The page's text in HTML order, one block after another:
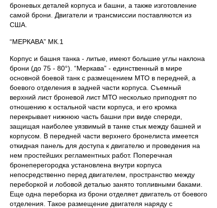
броневых деталей корпуса и башни, а также изготовление
самой брони. Двигатели и трансмиссии поставляются из
США.
“МЕРКАВА” МК.1
Корпус и башня танка - литые, имеют большие углы наклона
брони (до 75 - 80°). “Меркава” - единственный в мире
основной боевой танк с размещением МТО в передней, а
боевого отделения в задней части корпуса. Съемный
верхний лист броневой лист МТО несколько приподнят по
отношению к остальной части корпуса, и его кромка
перекрывает нижнюю часть башни при виде спереди,
защищая наиболее уязвимый в танке стык между башней и
корпусом. В передней части верхнего бронелиста имеется
откидная панель для доступа к двигателю и проведения на
нем простейших регламентных работ. Поперечная
бронеперегородка установлена внутри корпуса
непосредственно перед двигателем, пространство между
переборкой и лобовой деталью занято топливными баками.
Еще одна переборка из брони отделяет двигатель от боевого
отделения. Такое размещение двигателя наряду с